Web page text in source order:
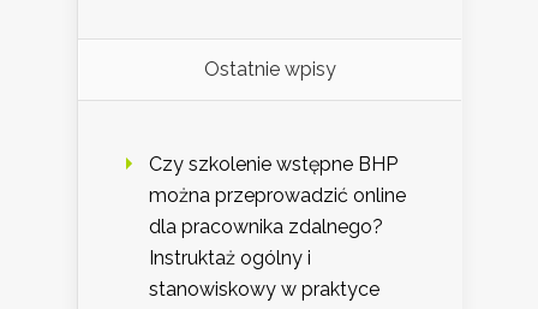
Ostatnie wpisy
Czy szkolenie wstępne BHP
można przeprowadzić online
dla pracownika zdalnego?
Instruktaż ogólny i
stanowiskowy w praktyce